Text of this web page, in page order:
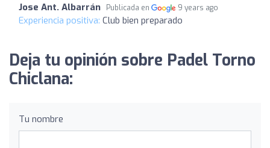
Jose Ant. Albarrán Publicada en 9 years ago
Experiencia positiva: Club bien preparado
Deja tu opinión sobre Padel Torno
Chiclana:
Tu nombre